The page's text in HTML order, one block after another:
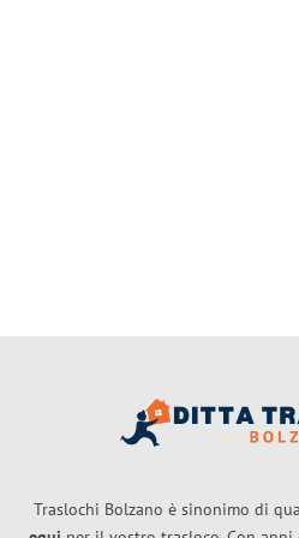
Traslochi Bolzano è sinonimo di